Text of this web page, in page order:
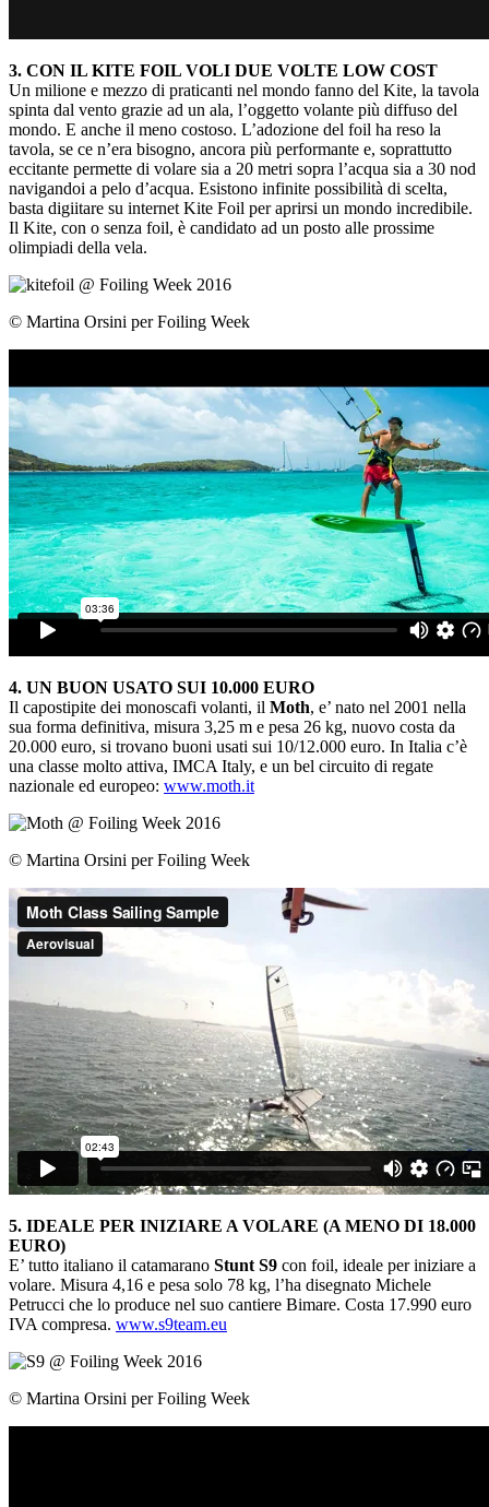
3. CON IL KITE FOIL VOLI DUE VOLTE LOW COST
Un milione e mezzo di praticanti nel mondo fanno del Kite, la tavola
spinta dal vento grazie ad un ala, l’oggetto volante più diffuso del
mondo. E anche il meno costoso. L’adozione del foil ha reso la
tavola, se ce n’era bisogno, ancora più performante e, soprattutto
eccitante permette di volare sia a 20 metri sopra l’acqua sia a 30 nod
navigandoi a pelo d’acqua. Esistono infinite possibilità di scelta,
basta digiitare su internet Kite Foil per aprirsi un mondo incredibile.
Il Kite, con o senza foil, è candidato ad un posto alle prossime
olimpiadi della vela.
© Martina Orsini per Foiling Week
4. UN BUON USATO SUI 10.000 EURO
Il capostipite dei monoscafi volanti, il Moth, e’ nato nel 2001 nella
sua forma definitiva, misura 3,25 m e pesa 26 kg, nuovo costa da
20.000 euro, si trovano buoni usati sui 10/12.000 euro. In Italia c’è
una classe molto attiva, IMCA Italy, e un bel circuito di regate
nazionale ed europeo: www.moth.it
© Martina Orsini per Foiling Week
5. IDEALE PER INIZIARE A VOLARE (A MENO DI 18.000
EURO)
E’ tutto italiano il catamarano Stunt S9 con foil, ideale per iniziare a
volare. Misura 4,16 e pesa solo 78 kg, l’ha disegnato Michele
Petrucci che lo produce nel suo cantiere Bimare. Costa 17.990 euro
IVA compresa. www.s9team.eu
© Martina Orsini per Foiling Week